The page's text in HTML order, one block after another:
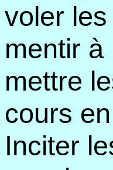
voler
mentir
mettre
cours
Inciter